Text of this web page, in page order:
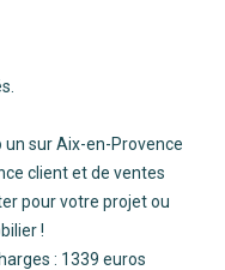
sur Aix-en-Provence
client et de ventes
pour votre projet ou
!
: 1339 euros